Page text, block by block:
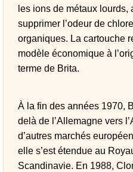
les ions de métaux
supprimer l’odeur de
organiques. La cartouche
modèle économique à
terme de Brita.
À la fin des années 1970,
delà de l’Allemagne vers
d’autres marchés
elle s’est étendue au
Scandinavie. En 1988,